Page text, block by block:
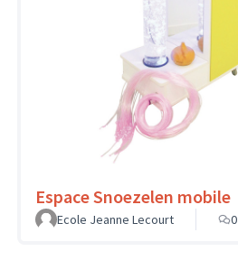
Espace Snoezelen mobile
Ecole Jeanne Lecourt
0